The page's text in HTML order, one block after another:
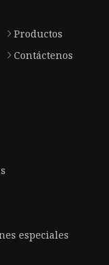
Productos
Contáctenos
especiales